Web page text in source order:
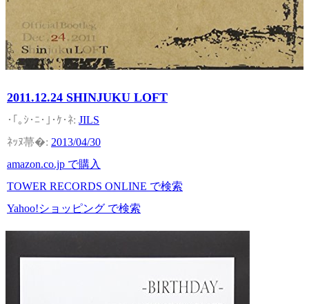
2011.12.24 SHINJUKU LOFT
JILS
2013/04/30
amazon.co.jp で購入
TOWER RECORDS ONLINE で検索
Yahoo!ショッピング で検索